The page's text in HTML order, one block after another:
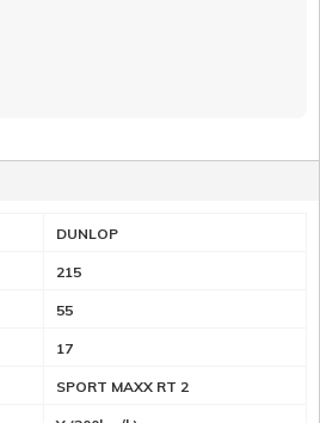
DUNLOP
215
55
17
SPORT MAXX RT 2